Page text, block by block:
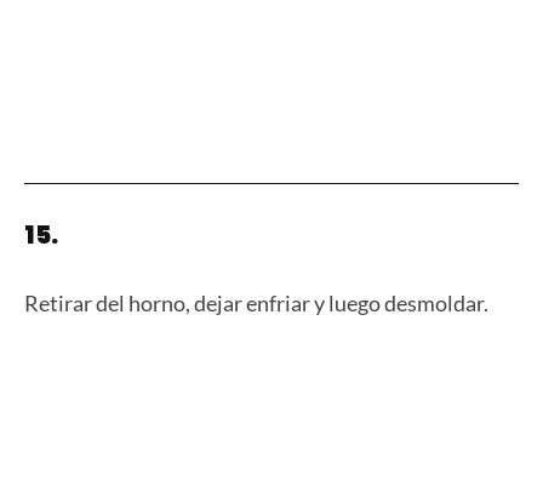
15.
Retirar del horno, dejar enfriar y luego desmoldar.